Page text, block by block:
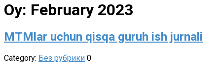
Oy: February 2023
MTMlar uchun qisqa guruh ish jurnali
Category: Без рубрики 0